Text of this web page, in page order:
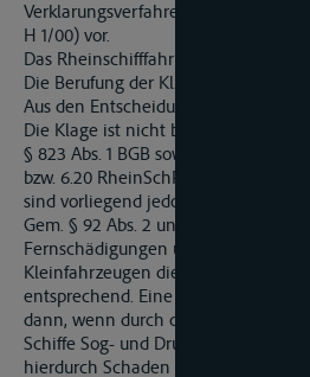
Verklarungsverfahrens des
H 1/00) vor.
Das Rheinschifffahrtsgericht hat die
Die Berufung der Kl. hatte keinen
Aus den Entscheidungsgründen:
Die Klage ist nicht begründet. Als
§ 823 Abs. 1 BGB sowie § 823 Abs. 2
bzw. 6.20 RheinSchPV in Betracht;
sind vorliegend jedoch nicht erfüllt.
Gem. § 92 Abs. 2 und 3 BinnSchG
Fernschädigungen und auch bei der
Kleinfahrzeugen die Vorschriften der
entsprechend. Eine Femschädigung
dann, wenn durch die
Schiffe Sog- und Druckkräften
hierdurch Schaden erleiden (vgl.